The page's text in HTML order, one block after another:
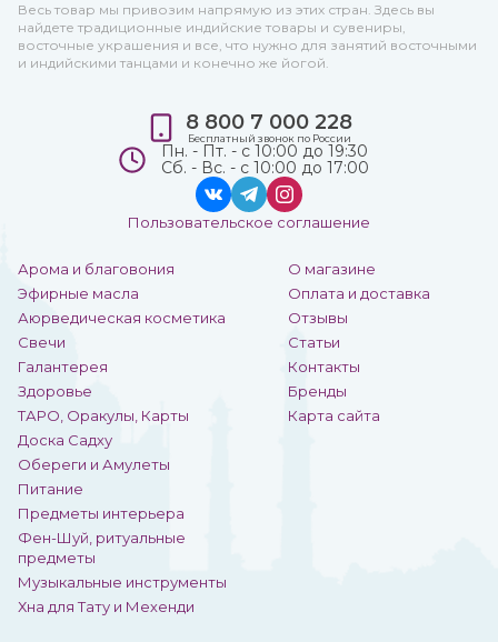
Весь товар мы привозим напрямую из этих стран. Здесь вы
найдете традиционные индийские товары и сувениры,
восточные украшения и все, что нужно для занятий восточными
и индийскими танцами и конечно же йогой.
Арома и благовония
Эфирные масла
Аюрведическая косметика
Свечи
Галантерея
Здоровье
ТАРО, Оракулы, Карты
Доска Садху
Обереги и Амулеты
Питание
Предметы интерьера
Фен-Шуй, ритуальные
предметы
Музыкальные инструменты
Хна для Тату и Мехенди
О магазине
Оплата и доставка
Отзывы
Статьи
Контакты
Бренды
Карта сайта
8 800 7 000 228
Бесплатный звонок по России
Пн. - Пт. - с 10:00 до 19:30
Сб. - Вс. - с 10:00 до 17:00
Пользовательское соглашение